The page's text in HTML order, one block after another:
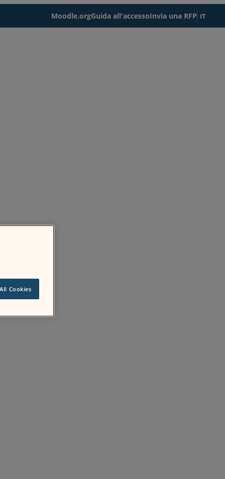
Moodle.orgGuida all'accessoInvia una RFP IT
Cookies